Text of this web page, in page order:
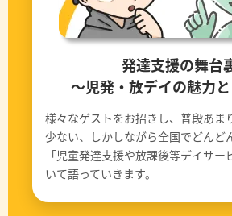
発達支援の舞台
〜児発・放デイの魅力
様々なゲストをお招きし、普段あま
少ない、しかしながら全国でどんど
「児童発達支援や放課後等デイサー
いて語っていきます。